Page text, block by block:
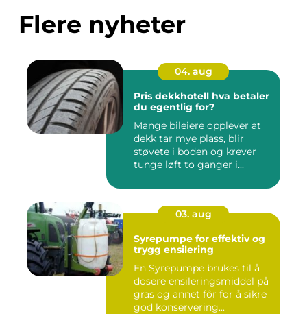
Flere nyheter
04. aug
Pris dekkhotell hva betaler
du egentlig for?
Mange bileiere opplever at
dekk tar mye plass, blir
støvete i boden og krever
tunge løft to ganger i...
03. aug
Syrepumpe for effektiv og
trygg ensilering
En Syrepumpe brukes til å
dosere ensileringsmiddel på
gras og annet fôr for å sikre
god konservering...